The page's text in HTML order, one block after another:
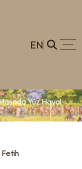
EN
Yüz
Yüz Hayal